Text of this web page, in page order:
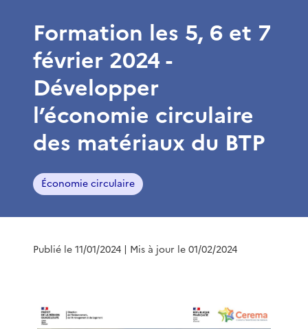
Formation les 5, 6 et 7
février 2024 -
Développer
l’économie circulaire
des matériaux du BTP
Économie circulaire
Publié le 11/01/2024 | Mis à jour le 01/02/2024